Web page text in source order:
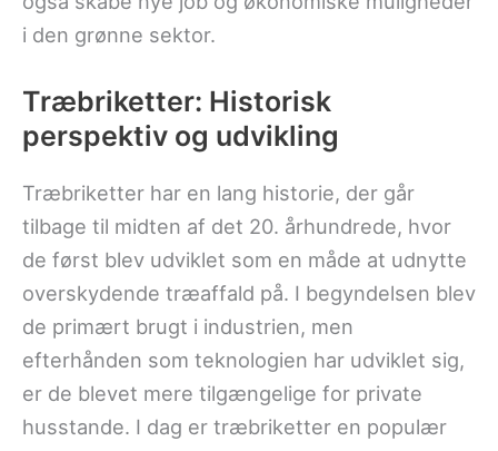
i den grønne sektor.
Træbriketter: Historisk
perspektiv og udvikling
Træbriketter har en lang historie, der går
tilbage til midten af det 20. århundrede, hvor
de først blev udviklet som en måde at udnytte
overskydende træaffald på. I begyndelsen blev
de primært brugt i industrien, men
efterhånden som teknologien har udviklet sig,
er de blevet mere tilgængelige for private
husstande. I dag er træbriketter en populær